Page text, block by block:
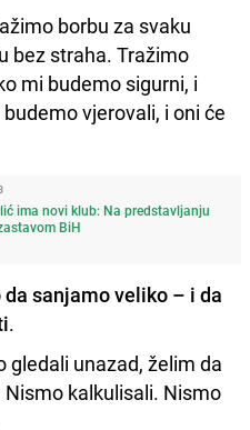
borbu za svaku
bez straha. Tražimo
mi budemo sigurni, i
vjerovali, i oni će
ima novi klub: Na predstavljanju
sanjamo veliko – i da
.
gledali unazad, želim da
kalkulisali. Nismo